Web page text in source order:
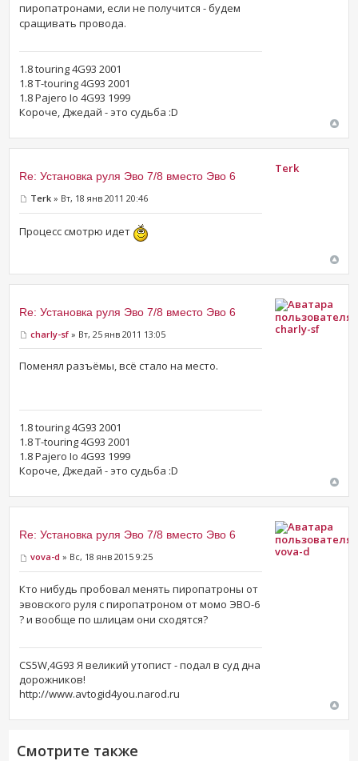
пиропатронами, если не получится - будем
сращивать провода.
1.8 touring 4G93 2001
1.8 T-touring 4G93 2001
1.8 Pajero Io 4G93 1999
Короче, Джедай - это судьба :D
Re: Установка руля Эво 7/8 вместо Эво 6
Terk » Вт, 18 янв 2011 20:46
Процесс смотрю идет
Terk
Re: Установка руля Эво 7/8 вместо Эво 6
charly-sf » Вт, 25 янв 2011 13:05
Поменял разъёмы, всё стало на место.
1.8 touring 4G93 2001
1.8 T-touring 4G93 2001
1.8 Pajero Io 4G93 1999
Короче, Джедай - это судьба :D
charly-sf
Re: Установка руля Эво 7/8 вместо Эво 6
vova-d » Вс, 18 янв 2015 9:25
Кто нибудь пробовал менять пиропатроны от
эвовского руля с пиропатроном от момо ЭВО-6
? и вообще по шлицам они сходятся?
CS5W,4G93 Я великий утопист - подал в суд дна
дорожников!
http://www.avtogid4you.narod.ru
vova-d
Смотрите также